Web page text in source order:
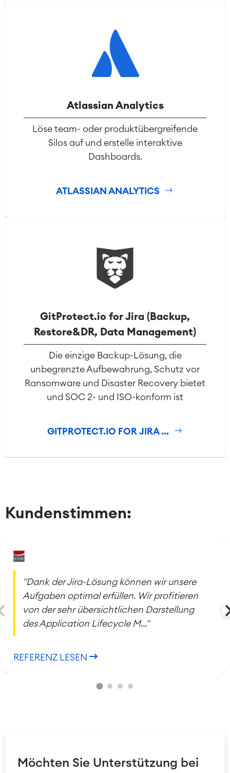
Atlassian Analytics
Löse team- oder produktübergreifende
Silos auf und erstelle interaktive
Dashboards.
ATLASSIAN ANALYTICS
GitProtect.io for Jira (Backup,
Restore&DR, Data Management)
Die einzige Backup-Lösung, die
unbegrenzte Aufbewahrung, Schutz vor
Ransomware und Disaster Recovery bietet
und SOC 2- und ISO-konform ist
GITPROTECT.IO FOR JIRA ...
Kundenstimmen:
"Dank der Jira-Lösung können wir unsere
Aufgaben optimal erfüllen. Wir profitieren
von der sehr übersichtlichen Darstellung
des Application Lifecycle M..."
REFERENZ LESEN
Möchten Sie Unterstützung bei